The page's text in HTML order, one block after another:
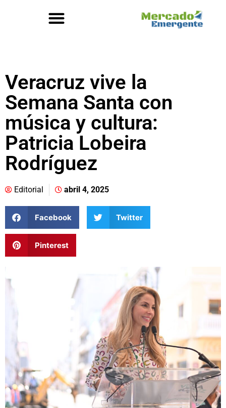
Veracruz vive la
Semana Santa con
música y cultura:
Patricia Lobeira
Rodríguez
Editorial abril 4, 2025
Facebook Twitter
Pinterest